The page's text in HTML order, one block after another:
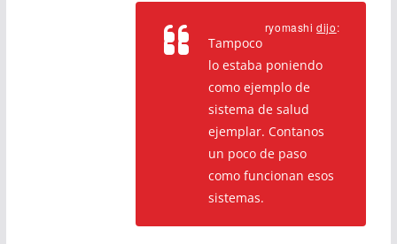
ryomashidijo:
Tampoco
lo estaba poniendo
como ejemplo de
sistema de salud
ejemplar. Contanos
un poco de paso
como funcionan esos
sistemas.